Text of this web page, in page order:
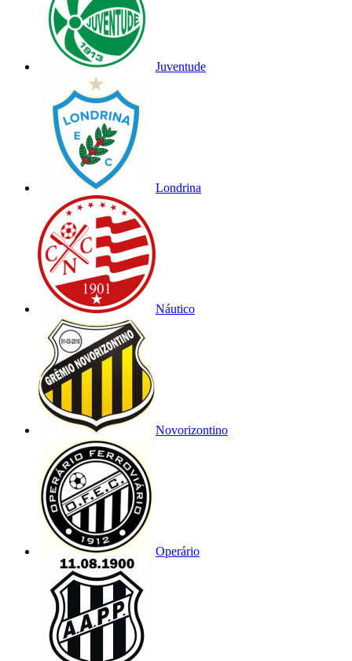
Juventude
Londrina
Náutico
Novorizontino
Operário